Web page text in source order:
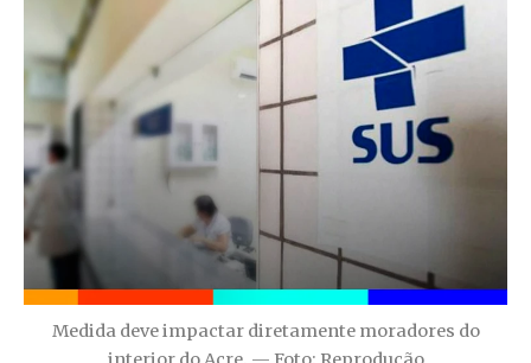
Medida deve impactar diretamente moradores do